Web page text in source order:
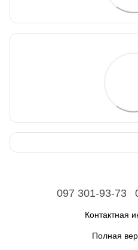
097 301-93-73
Контактная
Полная